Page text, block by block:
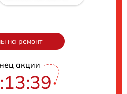
на ремонт
акции